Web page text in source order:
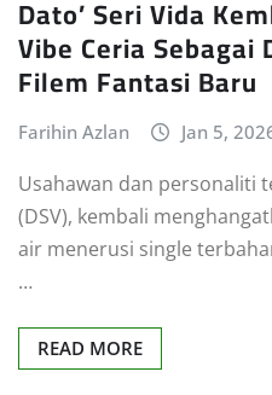
Dato’ Seri Vida
Vibe Ceria Sebagai
Filem Fantasi Baru
Farihin Azlan Jan 5,
Usahawan dan personaliti
(DSV), kembali
air menerusi single
…
READ MORE